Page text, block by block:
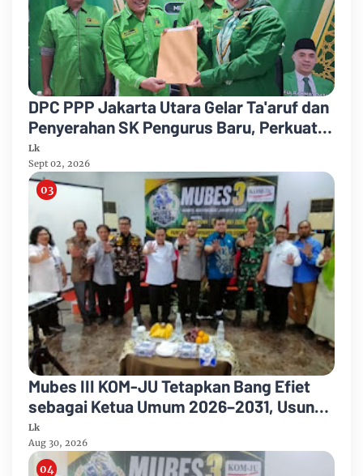
DPC PPP Jakarta Utara Gelar Ta'aruf dan
Penyerahan SK Pengurus Baru, Perkuat
Konsolidasi Jelang Musancab 2026
Lk
Sept 02, 2026
Mubes III KOM-JU Tetapkan Bang Efiet
sebagai Ketua Umum 2026–2031, Usung
Semangat Persatuan dan Pengabdian
Lk
Aug 30, 2026